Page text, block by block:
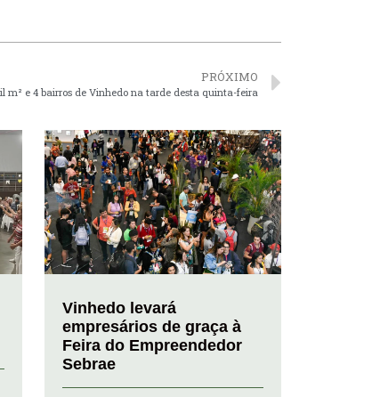
PRÓXIMO
m² e 4 bairros de Vinhedo na tarde desta quinta-feira
Vinhedo levará
empresários de graça à
Feira do Empreendedor
Sebrae